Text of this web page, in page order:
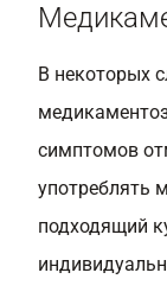
В некоторых
симптомов
употреблять
подходящий